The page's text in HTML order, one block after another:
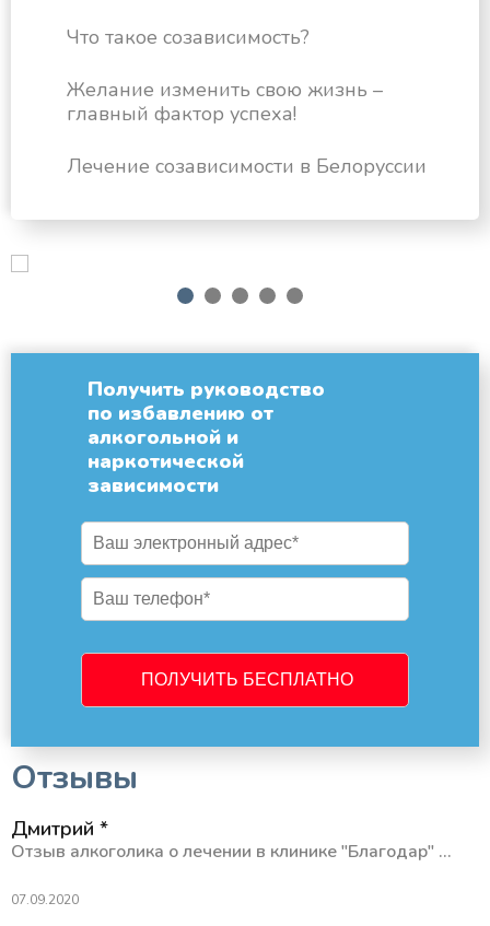
Что такое созависимость?
Желание изменить свою жизнь –
главный фактор успеха!
Лечение созависимости в Белоруссии
1 2 3 4 5
Получить руководство
по избавлению от
алкогольной и
наркотической
зависимости
Отзывы
Дмитрий *
Отзыв алкоголика о лечении в клинике "Благодар" ...
07.09.2020